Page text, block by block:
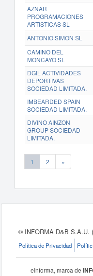
AZNAR
PROGRAMACIONES
ARTISTICAS SL
ANTONIO SIMON SL
CAMINO DEL
MONCAYO SL
DGIL ACTIVIDADES
DEPORTIVAS
SOCIEDAD LIMITADA.
IMBEARDED SPAIN
SOCIEDAD LIMITADA.
DIVINO AINZON
GROUP SOCIEDAD
LIMITADA.
1 2 »
© INFORMA D&B S.A.U.
Política de Privacidad
eInforma, marca de